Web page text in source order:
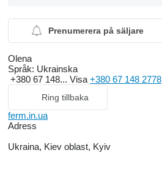
Prenumerera på säljare
Olena
Språk: Ukrainska
+380 67 148... Visa +380 67 148 2778
Ring tillbaka
ferm.in.ua
Adress
Ukraina, Kiev oblast, Kyiv